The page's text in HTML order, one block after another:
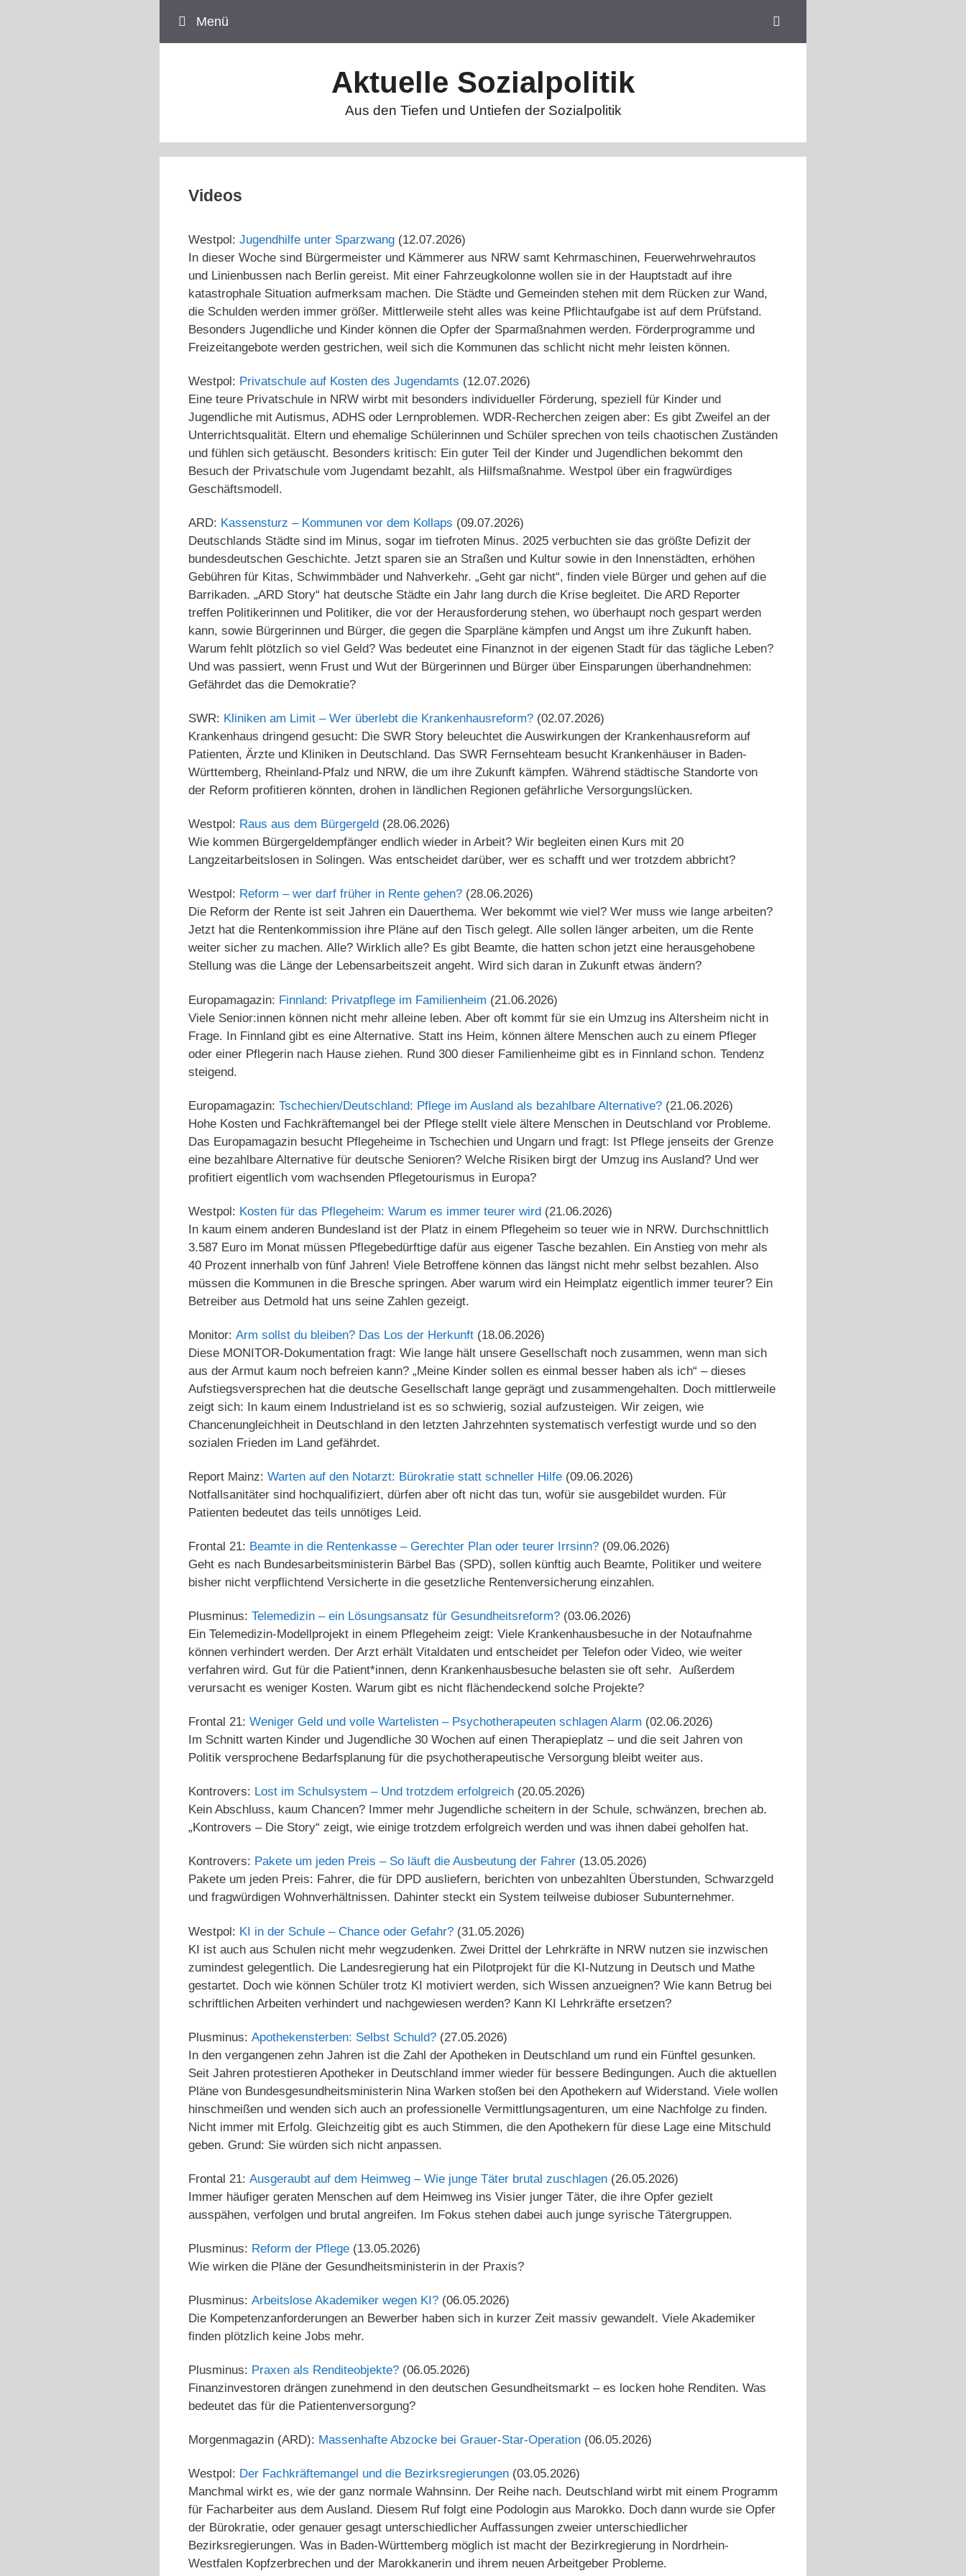
Menü
Aktuelle Sozialpolitik
Aus den Tiefen und Untiefen der Sozialpolitik
Videos
Westpol: Jugendhilfe unter Sparzwang (12.07.2026)
In dieser Woche sind Bürgermeister und Kämmerer aus NRW samt Kehrmaschinen, Feuerwehrwehrautos
und Linienbussen nach Berlin gereist. Mit einer Fahrzeugkolonne wollen sie in der Hauptstadt auf ihre
katastrophale Situation aufmerksam machen. Die Städte und Gemeinden stehen mit dem Rücken zur Wand,
die Schulden werden immer größer. Mittlerweile steht alles was keine Pflichtaufgabe ist auf dem Prüfstand.
Besonders Jugendliche und Kinder können die Opfer der Sparmaßnahmen werden. Förderprogramme und
Freizeitangebote werden gestrichen, weil sich die Kommunen das schlicht nicht mehr leisten können.
Westpol: Privatschule auf Kosten des Jugendamts (12.07.2026)
Eine teure Privatschule in NRW wirbt mit besonders individueller Förderung, speziell für Kinder und
Jugendliche mit Autismus, ADHS oder Lernproblemen. WDR-Recherchen zeigen aber: Es gibt Zweifel an der
Unterrichtsqualität. Eltern und ehemalige Schülerinnen und Schüler sprechen von teils chaotischen Zuständen
und fühlen sich getäuscht. Besonders kritisch: Ein guter Teil der Kinder und Jugendlichen bekommt den
Besuch der Privatschule vom Jugendamt bezahlt, als Hilfsmaßnahme. Westpol über ein fragwürdiges
Geschäftsmodell.
ARD: Kassensturz – Kommunen vor dem Kollaps (09.07.2026)
Deutschlands Städte sind im Minus, sogar im tiefroten Minus. 2025 verbuchten sie das größte Defizit der
bundesdeutschen Geschichte. Jetzt sparen sie an Straßen und Kultur sowie in den Innenstädten, erhöhen
Gebühren für Kitas, Schwimmbäder und Nahverkehr. „Geht gar nicht“, finden viele Bürger und gehen auf die
Barrikaden. „ARD Story“ hat deutsche Städte ein Jahr lang durch die Krise begleitet. Die ARD Reporter
treffen Politikerinnen und Politiker, die vor der Herausforderung stehen, wo überhaupt noch gespart werden
kann, sowie Bürgerinnen und Bürger, die gegen die Sparpläne kämpfen und Angst um ihre Zukunft haben.
Warum fehlt plötzlich so viel Geld? Was bedeutet eine Finanznot in der eigenen Stadt für das tägliche Leben?
Und was passiert, wenn Frust und Wut der Bürgerinnen und Bürger über Einsparungen überhandnehmen:
Gefährdet das die Demokratie?
SWR: Kliniken am Limit – Wer überlebt die Krankenhausreform? (02.07.2026)
Krankenhaus dringend gesucht: Die SWR Story beleuchtet die Auswirkungen der Krankenhausreform auf
Patienten, Ärzte und Kliniken in Deutschland. Das SWR Fernsehteam besucht Krankenhäuser in Baden-
Württemberg, Rheinland-Pfalz und NRW, die um ihre Zukunft kämpfen. Während städtische Standorte von
der Reform profitieren könnten, drohen in ländlichen Regionen gefährliche Versorgungslücken.
Westpol: Raus aus dem Bürgergeld (28.06.2026)
Wie kommen Bürgergeldempfänger endlich wieder in Arbeit? Wir begleiten einen Kurs mit 20
Langzeitarbeitslosen in Solingen. Was entscheidet darüber, wer es schafft und wer trotzdem abbricht?
Westpol: Reform – wer darf früher in Rente gehen? (28.06.2026)
Die Reform der Rente ist seit Jahren ein Dauerthema. Wer bekommt wie viel? Wer muss wie lange arbeiten?
Jetzt hat die Rentenkommission ihre Pläne auf den Tisch gelegt. Alle sollen länger arbeiten, um die Rente
weiter sicher zu machen. Alle? Wirklich alle? Es gibt Beamte, die hatten schon jetzt eine herausgehobene
Stellung was die Länge der Lebensarbeitszeit angeht. Wird sich daran in Zukunft etwas ändern?
Europamagazin: Finnland: Privatpflege im Familienheim (21.06.2026)
Viele Senior:innen können nicht mehr alleine leben. Aber oft kommt für sie ein Umzug ins Altersheim nicht in
Frage. In Finnland gibt es eine Alternative. Statt ins Heim, können ältere Menschen auch zu einem Pfleger
oder einer Pflegerin nach Hause ziehen. Rund 300 dieser Familienheime gibt es in Finnland schon. Tendenz
steigend.
Europamagazin: Tschechien/Deutschland: Pflege im Ausland als bezahlbare Alternative? (21.06.2026)
Hohe Kosten und Fachkräftemangel bei der Pflege stellt viele ältere Menschen in Deutschland vor Probleme.
Das Europamagazin besucht Pflegeheime in Tschechien und Ungarn und fragt: Ist Pflege jenseits der Grenze
eine bezahlbare Alternative für deutsche Senioren? Welche Risiken birgt der Umzug ins Ausland? Und wer
profitiert eigentlich vom wachsenden Pflegetourismus in Europa?
Westpol: Kosten für das Pflegeheim: Warum es immer teurer wird (21.06.2026)
In kaum einem anderen Bundesland ist der Platz in einem Pflegeheim so teuer wie in NRW. Durchschnittlich
3.587 Euro im Monat müssen Pflegebedürftige dafür aus eigener Tasche bezahlen. Ein Anstieg von mehr als
40 Prozent innerhalb von fünf Jahren! Viele Betroffene können das längst nicht mehr selbst bezahlen. Also
müssen die Kommunen in die Bresche springen. Aber warum wird ein Heimplatz eigentlich immer teurer? Ein
Betreiber aus Detmold hat uns seine Zahlen gezeigt.
Monitor: Arm sollst du bleiben? Das Los der Herkunft (18.06.2026)
Diese MONITOR-Dokumentation fragt: Wie lange hält unsere Gesellschaft noch zusammen, wenn man sich
aus der Armut kaum noch befreien kann? „Meine Kinder sollen es einmal besser haben als ich“ – dieses
Aufstiegsversprechen hat die deutsche Gesellschaft lange geprägt und zusammengehalten. Doch mittlerweile
zeigt sich: In kaum einem Industrieland ist es so schwierig, sozial aufzusteigen. Wir zeigen, wie
Chancenungleichheit in Deutschland in den letzten Jahrzehnten systematisch verfestigt wurde und so den
sozialen Frieden im Land gefährdet.
Report Mainz: Warten auf den Notarzt: Bürokratie statt schneller Hilfe (09.06.2026)
Notfallsanitäter sind hochqualifiziert, dürfen aber oft nicht das tun, wofür sie ausgebildet wurden. Für
Patienten bedeutet das teils unnötiges Leid.
Frontal 21: Beamte in die Rentenkasse – Gerechter Plan oder teurer Irrsinn? (09.06.2026)
Geht es nach Bundesarbeitsministerin Bärbel Bas (SPD), sollen künftig auch Beamte, Politiker und weitere
bisher nicht verpflichtend Versicherte in die gesetzliche Rentenversicherung einzahlen.
Plusminus: Telemedizin – ein Lösungsansatz für Gesundheitsreform? (03.06.2026)
Ein Telemedizin-Modellprojekt in einem Pflegeheim zeigt: Viele Krankenhausbesuche in der Notaufnahme
können verhindert werden. Der Arzt erhält Vitaldaten und entscheidet per Telefon oder Video, wie weiter
verfahren wird. Gut für die Patient*innen, denn Krankenhausbesuche belasten sie oft sehr. Außerdem
verursacht es weniger Kosten. Warum gibt es nicht flächendeckend solche Projekte?
Frontal 21: Weniger Geld und volle Wartelisten – Psychotherapeuten schlagen Alarm (02.06.2026)
Im Schnitt warten Kinder und Jugendliche 30 Wochen auf einen Therapieplatz – und die seit Jahren von
Politik versprochene Bedarfsplanung für die psychotherapeutische Versorgung bleibt weiter aus.
Kontrovers: Lost im Schulsystem – Und trotzdem erfolgreich (20.05.2026)
Kein Abschluss, kaum Chancen? Immer mehr Jugendliche scheitern in der Schule, schwänzen, brechen ab.
„Kontrovers – Die Story“ zeigt, wie einige trotzdem erfolgreich werden und was ihnen dabei geholfen hat.
Kontrovers: Pakete um jeden Preis – So läuft die Ausbeutung der Fahrer (13.05.2026)
Pakete um jeden Preis: Fahrer, die für DPD ausliefern, berichten von unbezahlten Überstunden, Schwarzgeld
und fragwürdigen Wohnverhältnissen. Dahinter steckt ein System teilweise dubioser Subunternehmer.
Westpol: KI in der Schule – Chance oder Gefahr? (31.05.2026)
KI ist auch aus Schulen nicht mehr wegzudenken. Zwei Drittel der Lehrkräfte in NRW nutzen sie inzwischen
zumindest gelegentlich. Die Landesregierung hat ein Pilotprojekt für die KI-Nutzung in Deutsch und Mathe
gestartet. Doch wie können Schüler trotz KI motiviert werden, sich Wissen anzueignen? Wie kann Betrug bei
schriftlichen Arbeiten verhindert und nachgewiesen werden? Kann KI Lehrkräfte ersetzen?
Plusminus: Apothekensterben: Selbst Schuld? (27.05.2026)
In den vergangenen zehn Jahren ist die Zahl der Apotheken in Deutschland um rund ein Fünftel gesunken.
Seit Jahren protestieren Apotheker in Deutschland immer wieder für bessere Bedingungen. Auch die aktuellen
Pläne von Bundesgesundheitsministerin Nina Warken stoßen bei den Apothekern auf Widerstand. Viele wollen
hinschmeißen und wenden sich auch an professionelle Vermittlungsagenturen, um eine Nachfolge zu finden.
Nicht immer mit Erfolg. Gleichzeitig gibt es auch Stimmen, die den Apothekern für diese Lage eine Mitschuld
geben. Grund: Sie würden sich nicht anpassen.
Frontal 21: Ausgeraubt auf dem Heimweg – Wie junge Täter brutal zuschlagen (26.05.2026)
Immer häufiger geraten Menschen auf dem Heimweg ins Visier junger Täter, die ihre Opfer gezielt
ausspähen, verfolgen und brutal angreifen. Im Fokus stehen dabei auch junge syrische Tätergruppen.
Plusminus: Reform der Pflege (13.05.2026)
Wie wirken die Pläne der Gesundheitsministerin in der Praxis?
Plusminus: Arbeitslose Akademiker wegen KI? (06.05.2026)
Die Kompetenzanforderungen an Bewerber haben sich in kurzer Zeit massiv gewandelt. Viele Akademiker
finden plötzlich keine Jobs mehr.
Plusminus: Praxen als Renditeobjekte? (06.05.2026)
Finanzinvestoren drängen zunehmend in den deutschen Gesundheitsmarkt – es locken hohe Renditen. Was
bedeutet das für die Patientenversorgung?
Morgenmagazin (ARD): Massenhafte Abzocke bei Grauer-Star-Operation (06.05.2026)
Westpol: Der Fachkräftemangel und die Bezirksregierungen (03.05.2026)
Manchmal wirkt es, wie der ganz normale Wahnsinn. Der Reihe nach. Deutschland wirbt mit einem Programm
für Facharbeiter aus dem Ausland. Diesem Ruf folgt eine Podologin aus Marokko. Doch dann wurde sie Opfer
der Bürokratie, oder genauer gesagt unterschiedlicher Auffassungen zweier unterschiedlicher
Bezirksregierungen. Was in Baden-Württemberg möglich ist macht der Bezirkregierung in Nordrhein-
Westfalen Kopfzerbrechen und der Marokkanerin und ihrem neuen Arbeitgeber Probleme.